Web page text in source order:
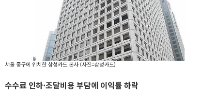
서울 중구에 위치한 삼성카드 본사 (사진=삼성카드)
수수료 인하·조달비용 부담에 이익률 하락